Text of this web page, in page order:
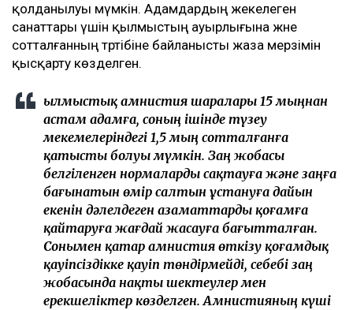
қолданылуы мүмкін. Адамдардың жекелеген
санаттары үшін қылмыстың ауырлығына және
сотталғанның тәртібіне байланысты жаза мерзімін
қысқарту көзделген.
Қылмыстық амнистия шаралары 15 мыңнан
астам адамға, соның ішінде түзеу
мекемелеріндегі 1,5 мың сотталғанға
қатысты болуы мүмкін. Заң жобасы
белгіленген нормаларды сақтауға және заңға
бағынатын өмір салтын ұстануға дайын
екенін дәлелдеген азаматтарды қоғамға
қайтаруға жағдай жасауға бағытталған.
Сонымен қатар амнистия өткізу қоғамдық
қауіпсіздікке қауіп төндірмейді, себебі заң
жобасында нақты шектеулер мен
ерекшеліктер көзделген. Амнистияның күші